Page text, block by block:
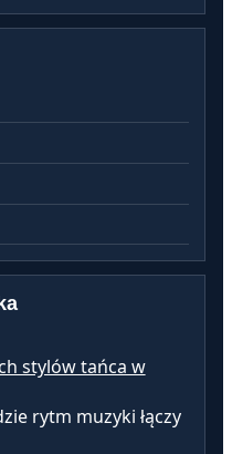
stylów tańca w
rytm muzyki łączy